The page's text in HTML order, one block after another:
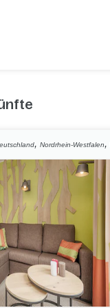
,Nordrhein-Westfalen,